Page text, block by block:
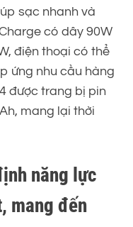
sạc nhanh và
có dây 90W
điện thoại có thể
ứng nhu cầu hàng
được trang bị pin
mang lại thời
năng lực
mang đến